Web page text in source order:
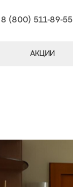
8 (800) 511-89-55
АКЦИИ